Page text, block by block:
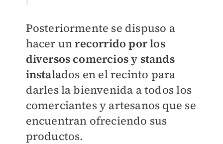
Posteriormente se dispuso a
hacer unrecorrido por los
diversos comercios y stands
instalados en el recinto para
darles la bienvenida a todos los
comerciantes y artesanos que se
encuentran ofreciendo sus
productos.